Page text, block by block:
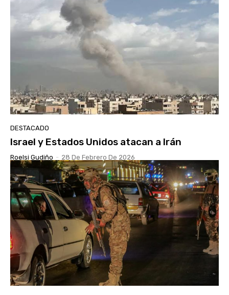
DESTACADO
Israel y Estados Unidos atacan a Irán
Roelsi Gudiño - 28 De Febrero De 2026